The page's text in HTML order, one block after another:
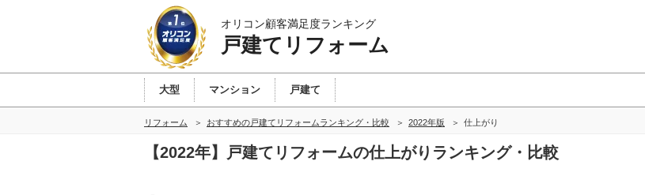
オリコン顧客満足度ランキング
戸建てリフォーム
大型 マンション 戸建て
リフォーム おすすめの戸建てリフォームランキング・比較 2022年版 仕上がり
【2022年】戸建てリフォームの仕上がりランキング・比較